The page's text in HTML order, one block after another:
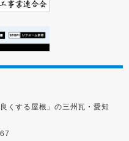
くする屋根」の三州瓦・愛知